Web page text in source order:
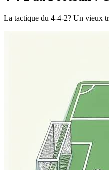
La tactique du 4-4-2? Un vieux